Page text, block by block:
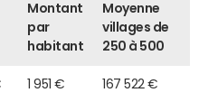
Montant
par
habitant
Moyenne
villages de
250 à 500
1 951 € 167 522 €